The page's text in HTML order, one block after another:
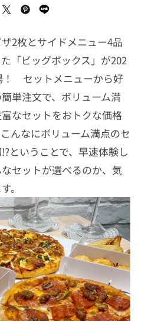
2枚とサイドメニュー4品
「ビッグボックス」が202
！ セットメニューから好
単注文で、ボリューム満
なセットをおトクな価格
んなにボリューム満点のセ
ということで、早速体験し
セットが選べるのか、気
。